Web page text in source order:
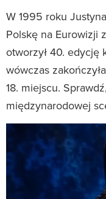
W 1995 roku
Polskę na Eurowizji
otworzył 40. edycję
wówczas
18. miejscu.
międzynarodowej